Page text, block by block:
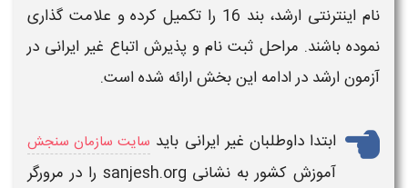
نام اینترنتی ارشد
، بند 16 را تکمیل کرده و علامت گذاری
نموده باشند. مراحل ثبت نام و پذیرشاتباع غیر ایرانی در
آزمونارشد در ادامه این بخش ارائه شده است.
ابتدا داوطلبان غیر ایرانی باید سایت سازمان سنجش
آموزش کشور به نشانی sanjesh.org را در مرورگر